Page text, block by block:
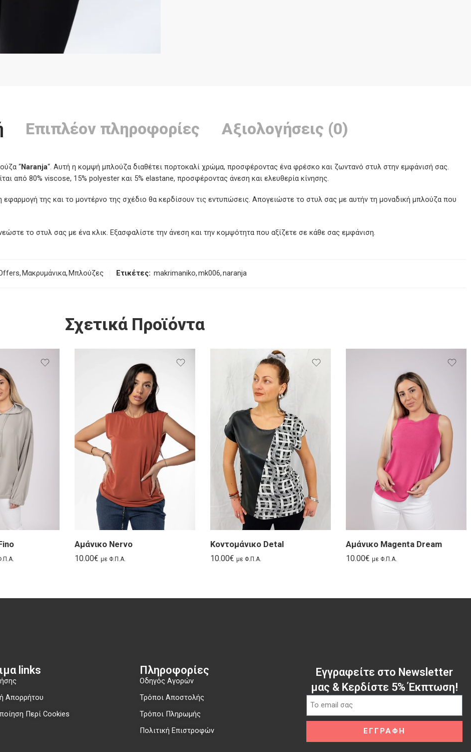
Επιπλέον πληροφορίες Αξιολογήσεις (0)
“Naranja“. Αυτή η κομψή μπλούζα διαθέτει πορτοκαλί χρώμα, προσφέροντας ένα φρέσκο και ζωντανό στυλ στην εμφάνισή σας.
από 80% viscose, 15% polyester και 5% elastane, προσφέροντας άνεση και ελευθερία κίνησης.
εφαρμογή της και το μοντέρνο της σχέδιο θα κερδίσουν τις εντυπώσεις. Απογειώστε το στυλ σας με αυτήν τη μοναδική μπλούζα που
το στυλ σας με ένα κλικ. Εξασφαλίστε την άνεση και την κομψότητα που αξίζετε σε κάθε σας εμφάνιση.
,Μακρυμάνικα,Μπλούζες Ετικέτες: makrimaniko,mk006,naranja
Σχετικά Προϊόντα
Αμάνικο Nervo
10.00€ με Φ.Π.Α.
Κοντομάνικο Detal
10.00€ με Φ.Π.Α.
Αμάνικο Magenta Dream
10.00€ με Φ.Π.Α.
links​
Απορρήτου
Περί Cookies
Πληροφορίες
Οδηγός Αγορών
Τρόποι Αποστολής
Τρόποι Πληρωμής
Πολιτική Επιστροφών
Εγγραφείτε στο Newsletter
μας & Κερδίστε 5% Έκπτωση!
ΕΓΓΡΑΦΗ